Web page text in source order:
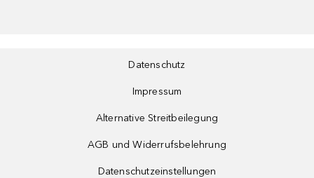
Datenschutz
Impressum
Alternative Streitbeilegung
AGB und Widerrufsbelehrung
Datenschutzeinstellungen